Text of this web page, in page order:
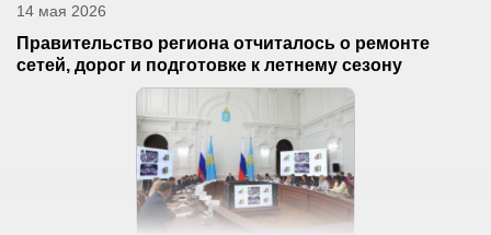
14 мая 2026
Правительство региона отчиталось о ремонте
сетей, дорог и подготовке к летнему сезону